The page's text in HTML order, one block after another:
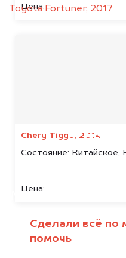
Цена:
Chery Tiggo, 2014
Состояние: Китайское,
Цена:
Toyota Fortuner, 2017
Сделали всё по
помочь
Узнайте
Мы купим ваше